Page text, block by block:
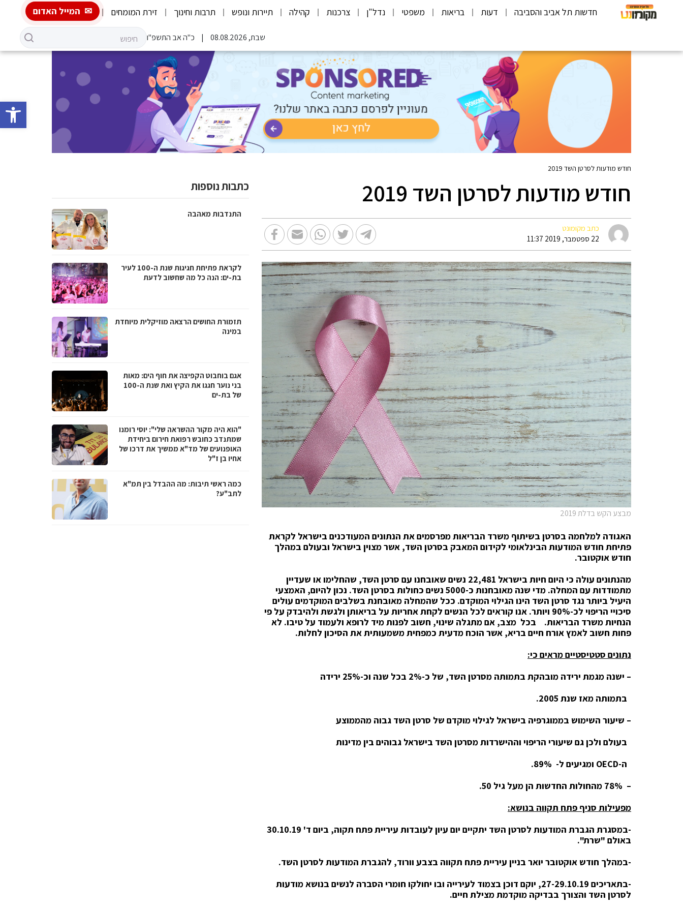
פתח
חדשות תל אביב והסביבה דעות בריאות משפטי נדל"ן צרכנות קהילה תיירות ונופש תרבות וחינוך זירת המומחים המייל האדום
שבת, 08.08.2026 כ"ה אב התשפ"ו
חודש מודעות לסרטן השד 2019
חודש מודעות לסרטן השד 2019
כתב מקומונט
22 ספטמבר, 2019 11:37
מבצע הקש בדלת 2019
האגודה למלחמה בסרטן בשיתוף משרד הבריאות מפרסמים את הנתונים המעודכנים בישראל לקראת
פתיחת חודש המודעות הבינלאומי לקידום המאבק בסרטן השד, אשר מצוין בישראל ובעולם במהלך
חודש אוקטובר.
מהנתונים עולה כי היום חיות בישראל 22,481 נשים שאובחנו עם סרטן השד, שהחלימו או שעדיין
מתמודדות עם המחלה. מדי שנה מאובחנות כ-5000 נשים כחולות בסרטן השד. נכון להיום, האמצעי
היעיל ביותר נגד סרטן השד הינו הגילוי המוקדם. ככל שהמחלה מאובחנת בשלבים המוקדמים עולים
סיכויי הריפוי לכ-90% ויותר. אנו קוראים לכל הנשים לקחת אחריות על בריאותן ולגשת ולהיבדק על פי
הנחיות משרד הבריאות. בכל מצב, אם מתגלה שינוי, חשוב לפנות מיד לרופא ולעמוד על טיבו. לא
פחות חשוב לאמץ אורח חיים בריא, אשר הוכח מדעית כמפחית משמעותית את הסיכון לחלות.
נתונים סטטיסטיים מראים כי:
– ישנה מגמת ירידה מובהקת בתמותה מסרטן השד, של כ-2% בכל שנה וכ-25% ירידה
בתמותה מאז שנת 2005.
– שיעור השימוש בממוגרפיה בישראל לגילוי מוקדם של סרטן השד גבוה מהממוצע
בעולם ולכן גם שיעורי הריפוי וההישרדות מסרטן השד בישראל גבוהים בין מדינות
ה-OECD ומגיעים ל- 89%.
– 78% מהחולות החדשות הן מעל גיל 50.
מפעילות סניף פתח תקווה בנושא:
באולם "שרת".
-במהלך חודש אוקטובר יואר בניין עיריית פתח תקווה בצבע וורוד, להגברת המודעות לסרטן השד.
-בתאריכים 27-29.10.19, יוקם דוכן בצמוד לעירייה ובו יחולקו חומרי הסברה לנשים בנושא מודעות
לסרטן השד והצורך בבדיקה מוקדמת מצילת חיים.
כתבות נוספות
התנדבות מאהבה
לקראת פתיחת חגיגות שנת ה-100 לעיר
בת-ים: הנה כל מה שחשוב לדעת
תזמורת החושים הרצאה מוזיקלית מיוחדת
במינה
אגם בוחבוט הקפיצה את חוף הים: מאות
בני נוער חגגו את הקיץ ואת שנת ה-100
של בת-ים
"הוא היה מקור ההשראה שלי": יוסי רומנו
שמתנדב כחובש רפואת חירום ביחידת
האופנועים של מד"א ממשיך את דרכו של
אחיו בן ז"ל
כמה ראשי תיבות: מה ההבדל בין תמ"א
לתב"ע?